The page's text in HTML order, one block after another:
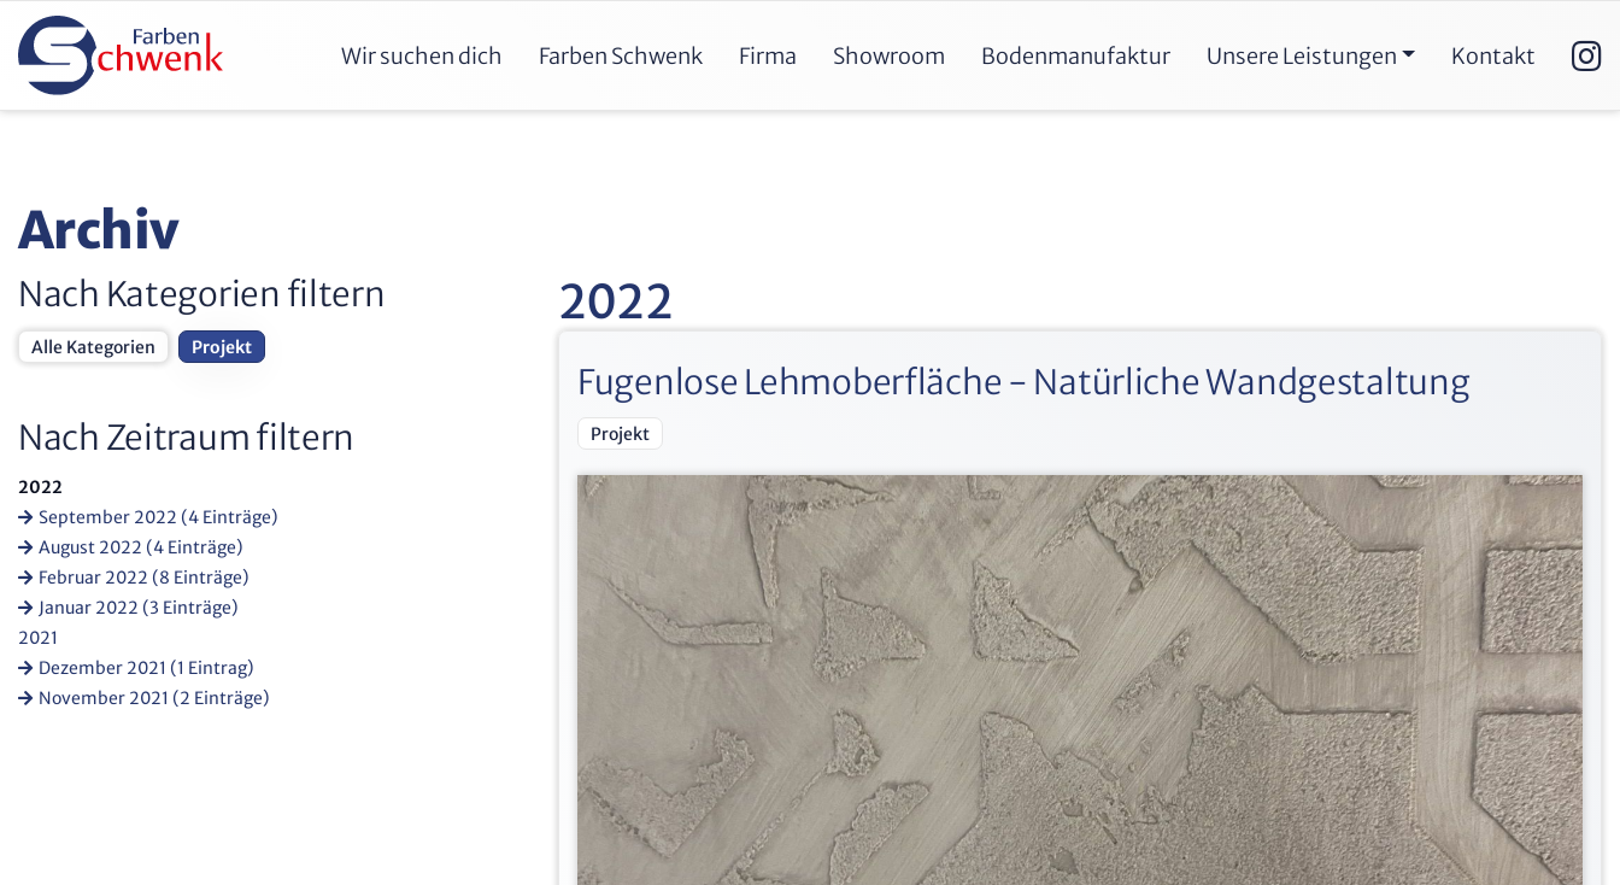
Wir suchen dich Farben Schwenk Firma Showroom Bodenmanufaktur Unsere Leistungen Kontakt
Archiv
Nach Kategorien filtern
Alle Kategorien Projekt
Nach Zeitraum filtern
2022
September 2022 (4 Einträge)
August 2022 (4 Einträge)
Februar 2022 (8 Einträge)
Januar 2022 (3 Einträge)
2021
Dezember 2021 (1 Eintrag)
November 2021 (2 Einträge)
2022
Fugenlose Lehmoberfläche - Natürliche Wandgestaltung
Projekt